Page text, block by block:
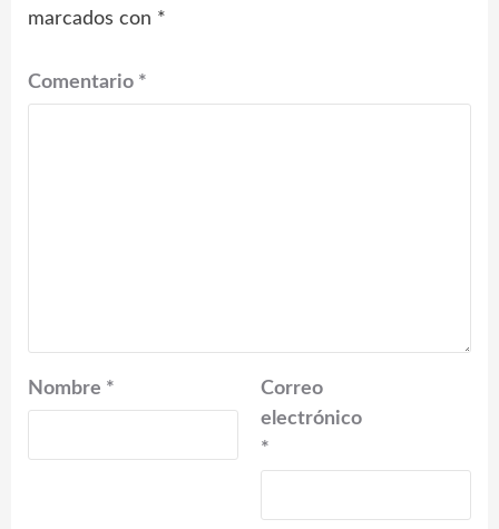
marcados con *
Comentario *
Nombre *
Correo
electrónico
*